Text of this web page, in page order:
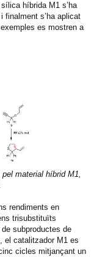
híbrida M1 s’ha
finalment s’ha aplicat
es mostren a
material híbrid M1,
rendiments en
trisubstituïts
subproductes de
el catalitzador M1 es
cicles mitjançant un